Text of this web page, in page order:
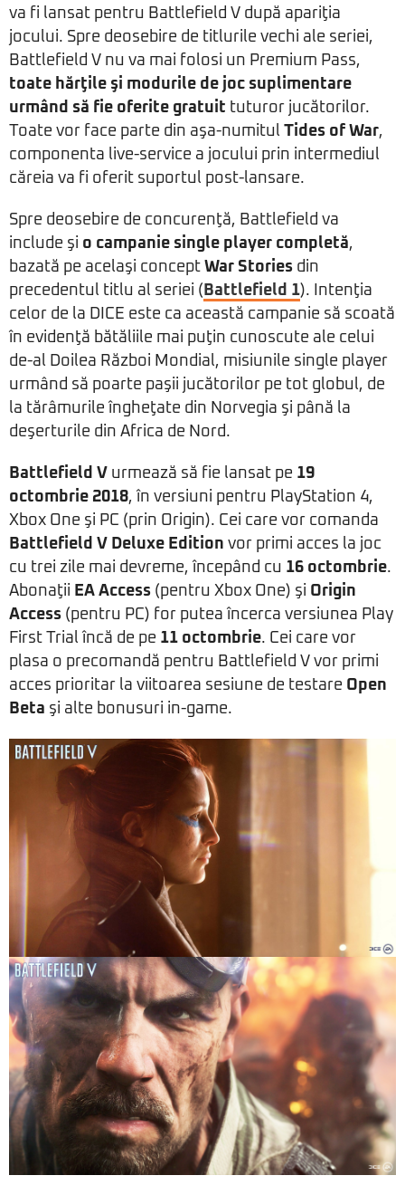
va fi lansat pentru Battlefield V după apariţia
jocului. Spre deosebire de titlurile vechi ale seriei,
Battlefield V nu va mai folosi un Premium Pass,
toate hărţile şi modurile de joc suplimentare
urmând să fie oferite gratuit tuturor jucătorilor.
Toate vor face parte din aşa-numitul Tides of War,
componenta live-service a jocului prin intermediul
căreia va fi oferit suportul post-lansare.
Spre deosebire de concurenţă, Battlefield va
include şi o campanie single player completă,
bazată pe acelaşi concept War Stories din
precedentul titlu al seriei ( Battlefield 1). Intenţia
celor de la DICE este ca această campanie să scoată
în evidenţă bătăliile mai puţin cunoscute ale celui
de-al Doilea Război Mondial, misiunile single player
urmând să poarte paşii jucătorilor pe tot globul, de
la tărâmurile îngheţate din Norvegia şi până la
deşerturile din Africa de Nord.
Battlefield V urmează să fie lansat pe 19
octombrie 2018, în versiuni pentru PlayStation 4,
Xbox One şi PC (prin Origin). Cei care vor comanda
Battlefield V Deluxe Edition vor primi acces la joc
cu trei zile mai devreme, începând cu 16 octombrie.
Abonaţii EA Access (pentru Xbox One) şi Origin
Access (pentru PC) for putea încerca versiunea Play
First Trial încă de pe 11 octombrie. Cei care vor
plasa o precomandă pentru Battlefield V vor primi
acces prioritar la viitoarea sesiune de testare Open
Beta şi alte bonusuri in-game.